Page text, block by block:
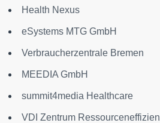
Health Nexus
eSystems MTG GmbH
Verbraucherzentrale Bremen
MEEDIA GmbH
summit4media Healthcare
VDI Zentrum